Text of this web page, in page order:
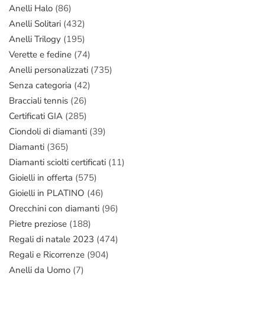
Anelli Halo (86)
Anelli Solitari (432)
Anelli Trilogy (195)
Verette e fedine (74)
Anelli personalizzati (735)
Senza categoria (42)
Bracciali tennis (26)
Certificati GIA (285)
Ciondoli di diamanti (39)
Diamanti (365)
Diamanti sciolti certificati (11)
Gioielli in offerta (575)
Gioielli in PLATINO (46)
Orecchini con diamanti (96)
Pietre preziose (188)
Regali di natale 2023 (474)
Regali e Ricorrenze (904)
Anelli da Uomo (7)